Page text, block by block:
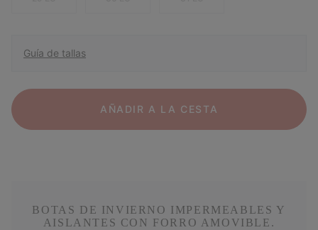
Guía de tallas
AÑADIR A LA CESTA
BOTAS DE INVIERNO IMPERMEABLES Y
AISLANTES CON FORRO AMOVIBLE.